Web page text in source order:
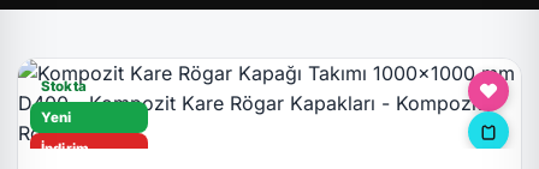
Stokta
Yeni
İndirim